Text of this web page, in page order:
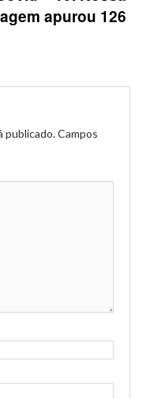
apurou 126
publicado.Campos